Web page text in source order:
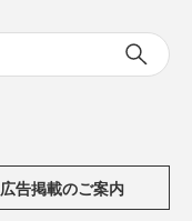
広告掲載のご案内